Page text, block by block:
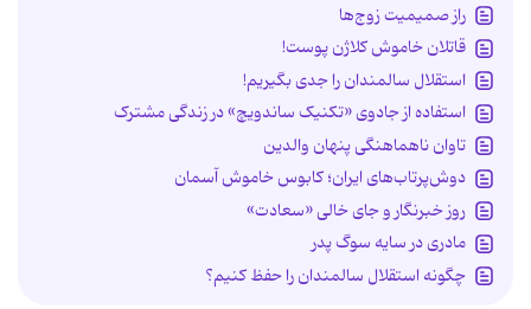
راز صمیمیت زوج‌ها
قاتلان خاموش کلاژن پوست!
استقلال سالمندان را جدی بگیریم!
استفاده از جادوی «تکنیک ساندویچ» در زندگی مشترک
تاوان ناهماهنگی پنهان والدین
دوش‌پرتاب‌های ایران؛ کابوس خاموش آسمان
روز خبرنگار و جای خالی «سعادت»
مادری در سایه سوگ پدر
چگونه استقلال سالمندان را حفظ کنیم؟